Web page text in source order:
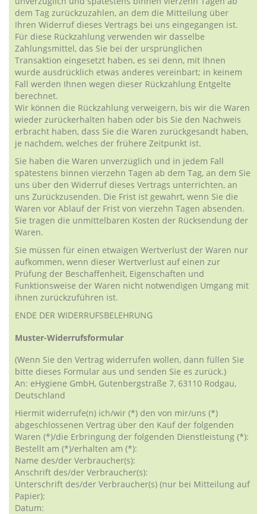
dem Tag zurückzuzahlen, an dem die Mitteilung über
Ihren Widerruf dieses Vertrags bei uns eingegangen ist.
Für diese Rückzahlung verwenden wir dasselbe
Zahlungsmittel, das Sie bei der ursprünglichen
Transaktion eingesetzt haben, es sei denn, mit Ihnen
wurde ausdrücklich etwas anderes vereinbart; in keinem
Fall werden Ihnen wegen dieser Rückzahlung Entgelte
berechnet.
Wir können die Rückzahlung verweigern, bis wir die Waren
wieder zurückerhalten haben oder bis Sie den Nachweis
erbracht haben, dass Sie die Waren zurückgesandt haben,
je nachdem, welches der frühere Zeitpunkt ist.
Sie haben die Waren unverzüglich und in jedem Fall
spätestens binnen vierzehn Tagen ab dem Tag, an dem Sie
uns über den Widerruf dieses Vertrags unterrichten, an
uns Zurückzusenden. Die Frist ist gewahrt, wenn Sie die
Waren vor Ablauf der Frist von vierzehn Tagen absenden.
Sie tragen die unmittelbaren Kosten der Rücksendung der
Waren.
Sie müssen für einen etwaigen Wertverlust der Waren nur
aufkommen, wenn dieser Wertverlust auf einen zur
Prüfung der Beschaffenheit, Eigenschaften und
Funktionsweise der Waren nicht notwendigen Umgang mit
ihnen zurückzuführen ist.
ENDE DER WIDERRUFSBELEHRUNG
Muster-Widerrufsformular
(Wenn Sie den Vertrag widerrufen wollen, dann füllen Sie
bitte dieses Formular aus und senden Sie es zurück.)
An: eHygiene GmbH, Gutenbergstraße 7, 63110 Rodgau,
Deutschland
Hiermit widerrufe(n) ich/wir (*) den von mir/uns (*)
abgeschlossenen Vertrag über den Kauf der folgenden
Waren (*)/die Erbringung der folgenden Dienstleistung (*):
Bestellt am (*)/erhalten am (*):
Name des/der Verbraucher(s):
Anschrift des/der Verbraucher(s):
Unterschrift des/der Verbraucher(s) (nur bei Mitteilung auf
Papier):
Datum: